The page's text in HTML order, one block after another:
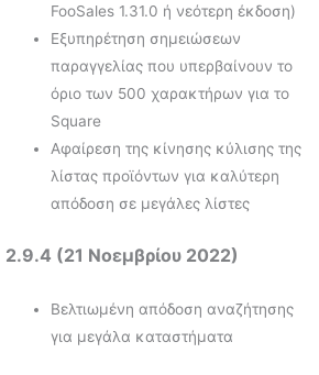
FooSales 1.31.0 ή νεότερη έκδοση)
Εξυπηρέτηση σημειώσεων
παραγγελίας που υπερβαίνουν το
όριο των 500 χαρακτήρων για το
Square
Αφαίρεση της κίνησης κύλισης της
λίστας προϊόντων για καλύτερη
απόδοση σε μεγάλες λίστες
2.9.4 (21 Νοεμβρίου 2022)
Βελτιωμένη απόδοση αναζήτησης
για μεγάλα καταστήματα